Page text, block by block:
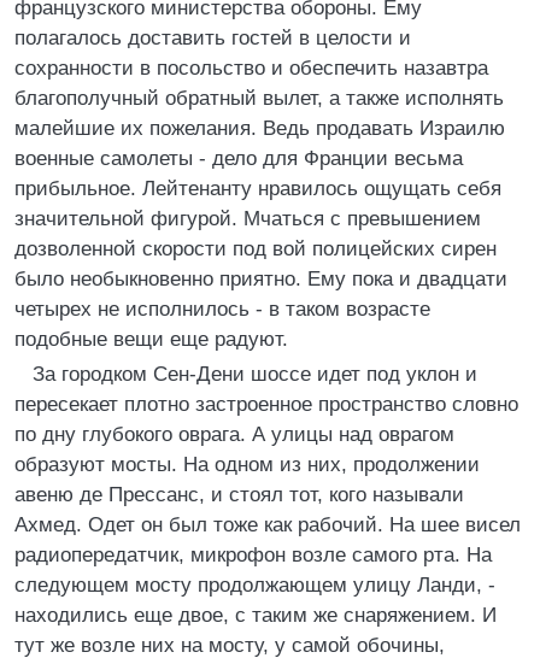
французского министерства обороны. Ему
полагалось доставить гостей в целости и
сохранности в посольство и обеспечить назавтра
благополучный обратный вылет, а также исполнять
малейшие их пожелания. Ведь продавать Израилю
военные самолеты - дело для Франции весьма
прибыльное. Лейтенанту нравилось ощущать себя
значительной фигурой. Мчаться с превышением
дозволенной скорости под вой полицейских сирен
было необыкновенно приятно. Ему пока и двадцати
четырех не исполнилось - в таком возрасте
подобные вещи еще радуют.
За городком Сен-Дени шоссе идет под уклон и
пересекает плотно застроенное пространство словно
по дну глубокого оврага. А улицы над оврагом
образуют мосты. На одном из них, продолжении
авеню де Прессанс, и стоял тот, кого называли
Ахмед. Одет он был тоже как рабочий. На шее висел
радиопередатчик, микрофон возле самого рта. На
следующем мосту продолжающем улицу Ланди, -
находились еще двое, с таким же снаряжением. И
тут же возле них на мосту, у самой обочины,